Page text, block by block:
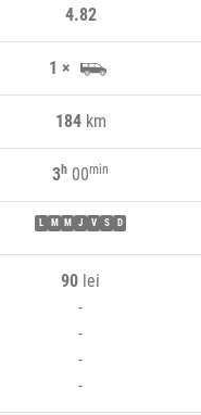
4.82
1 ×
184km
3h 00min
M M J V S D
90 lei
-
-
-
-